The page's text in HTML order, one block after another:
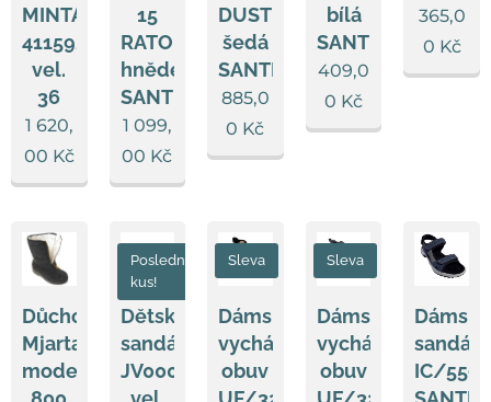
MINTAKA
411592/23
vel.
36
1 620,
00 Kč
15
RATO
hnědé
SANTÉ
1 099,
00 Kč
DUST
šedá
SANTÉ
885,0
0 Kč
bílá
SANTÉ
409,0
0 Kč
365,0
0 Kč
Důchodky
Mjartan
model
Dětské
sandále
JV0005/006,
Poslední
kus!
Dámská
vycházková
obuv
Sleva
Dámská
vycházková
obuv
Sleva
Dámské
sandále
IC/